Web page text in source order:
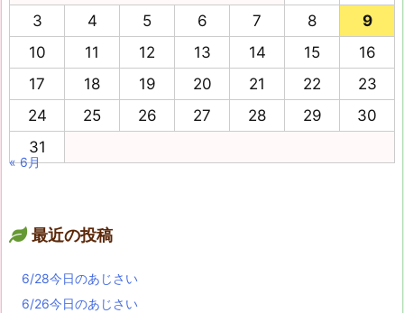
3
4 5 6 7 8
9
10
11 12 13 14 15
16
17
18 19 20 21 22
23
24
25 26 27 28 29
30
31
« 6月
最近の投稿
6/28今日のあじさい
6/26今日のあじさい